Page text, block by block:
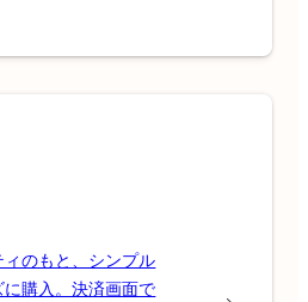
のもと、シンプル
購入。決済画面で